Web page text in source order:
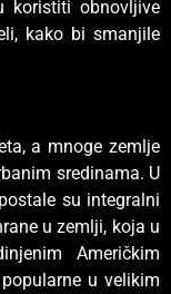
koristiti obnovljive
kako bi smanjile
a mnoge zemlje
sredinama. U
su integralni
u zemlji, koja u
Američkim
u velikim